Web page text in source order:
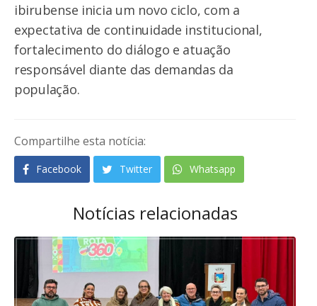
ibirubense inicia um novo ciclo, com a
expectativa de continuidade institucional,
fortalecimento do diálogo e atuação
responsável diante das demandas da
população.
Compartilhe esta notícia:
Facebook Twitter Whatsapp
Notícias relacionadas